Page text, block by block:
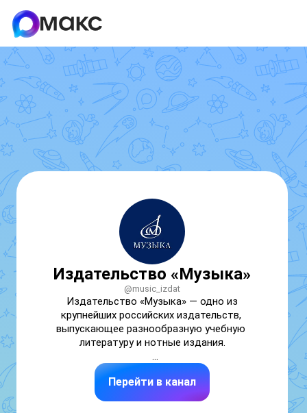
Издательство «Музыка»
@music_izdat
Издательство «Музыка» — одно из
крупнейших российских издательств,
выпускающее разнообразную учебную
литературу и нотные издания.
https://www.musica.ru/page/about-us
Перейти в канал